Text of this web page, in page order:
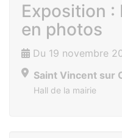
Exposition :
en photos
Du 19 novembre
Saint Vincent sur
Hall de la mairie